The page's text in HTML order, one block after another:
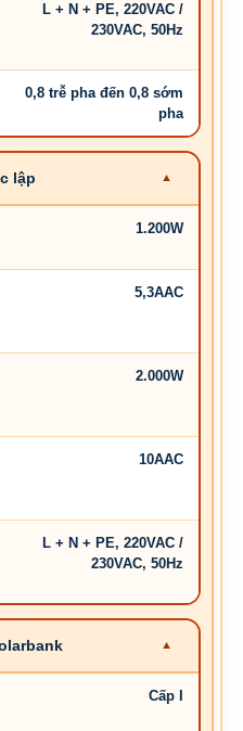
L + N + PE, 220VAC /
230VAC, 50Hz
0,8 trễ pha đến 0,8 sớm
pha
lập
1.200W
5,3AAC
2.000W
10AAC
L + N + PE, 220VAC /
230VAC, 50Hz
Cấp I